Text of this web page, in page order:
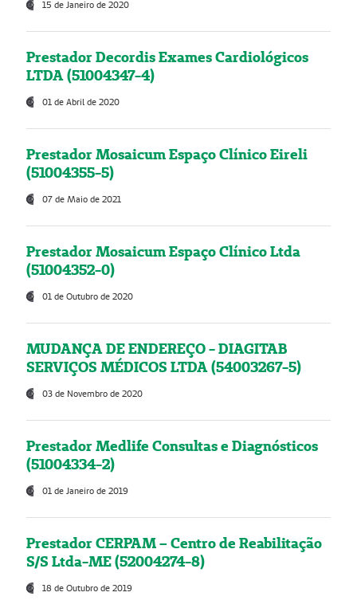
15 de Janeiro de 2020
Prestador Decordis Exames Cardiológicos
LTDA (51004347-4)
01 de Abril de 2020
Prestador Mosaicum Espaço Clínico Eireli
(51004355-5)
07 de Maio de 2021
Prestador Mosaicum Espaço Clínico Ltda
(51004352-0)
01 de Outubro de 2020
MUDANÇA DE ENDEREÇO - DIAGITAB
SERVIÇOS MÉDICOS LTDA (54003267-5)
03 de Novembro de 2020
Prestador Medlife Consultas e Diagnósticos
(51004334-2)
01 de Janeiro de 2019
Prestador CERPAM – Centro de Reabilitação
S/S Ltda-ME (52004274-8)
18 de Outubro de 2019